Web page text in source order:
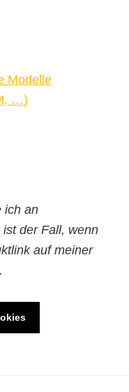
Modelle
…)
ich an
der Fall, wenn
auf meiner